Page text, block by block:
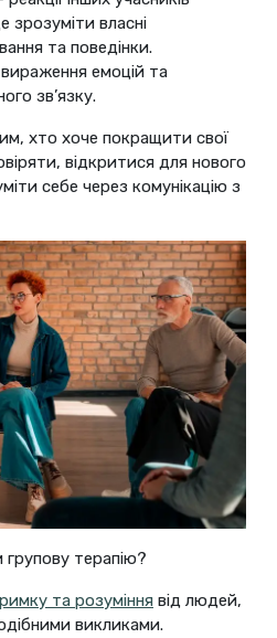
власні
та поведінки.
емоцій та
зв’язку.
хто хоче покращити свої
відкритися для нового
себе через комунікацію з
терапію?
та розуміння від людей,
викликами.